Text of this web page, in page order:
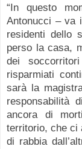
“In questo
Antonucci – va
residenti dello
perso la casa,
dei
risparmiati
sarà la
responsabilità
ancora di
territorio, che ci
di rabbia